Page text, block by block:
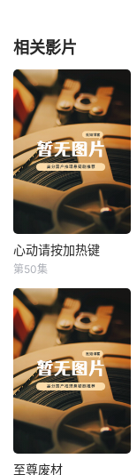
相关影片
心动请按加热键
心动请按加热键
第50集
至尊废材